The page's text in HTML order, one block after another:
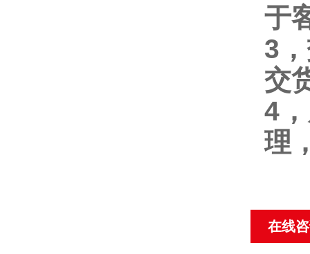
于
3
交
4
理
在线